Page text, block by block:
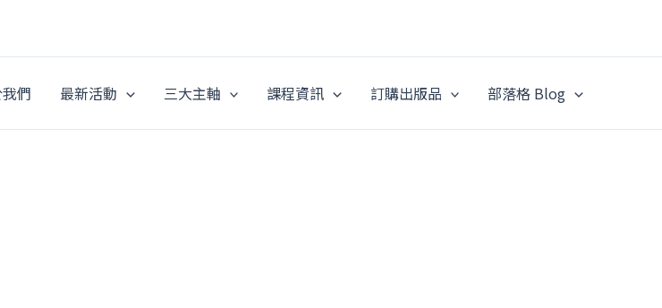
們 最新活動 三大主軸 課程資訊 訂購出版品 部落格 Blog